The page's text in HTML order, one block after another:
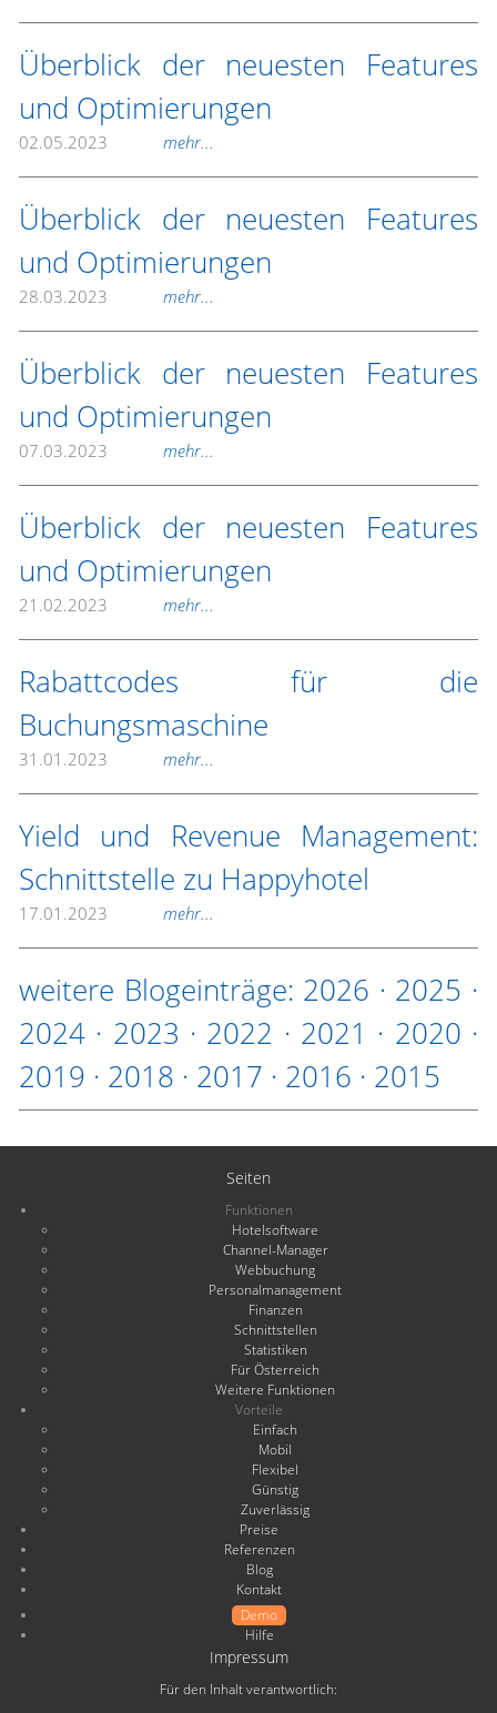
Überblick der neuesten Features
und Optimierungen
02.05.2023 mehr...
Überblick der neuesten Features
und Optimierungen
28.03.2023 mehr...
Überblick der neuesten Features
und Optimierungen
07.03.2023 mehr...
Überblick der neuesten Features
und Optimierungen
21.02.2023 mehr...
Rabattcodes für die
Buchungsmaschine
31.01.2023 mehr...
Yield und Revenue Management:
Schnittstelle zu Happyhotel
17.01.2023 mehr...
weitere Blogeinträge: 2026 · 2025 ·
2024 · 2023 · 2022 · 2021 · 2020 ·
2019 · 2018 · 2017 · 2016 · 2015
Seiten
Funktionen
Hotelsoftware
Channel-Manager
Webbuchung
Personalmanagement
Finanzen
Schnittstellen
Statistiken
Für Österreich
Weitere Funktionen
Vorteile
Einfach
Mobil
Flexibel
Günstig
Zuverlässig
Preise
Referenzen
Blog
Kontakt
Demo
Hilfe
Impressum
Für den Inhalt verantwortlich: